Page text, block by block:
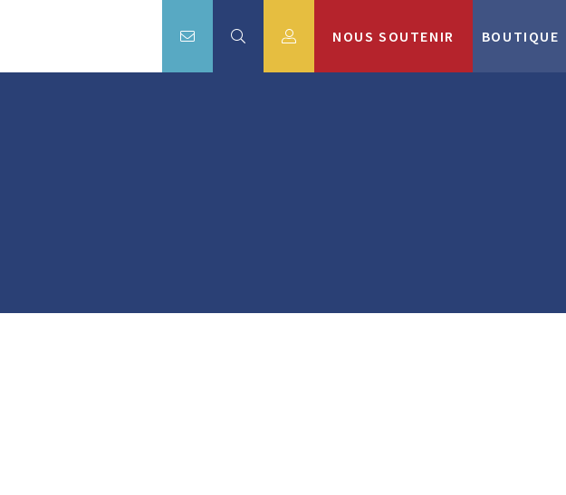
NOUS SOUTENIR BOUTIQUE